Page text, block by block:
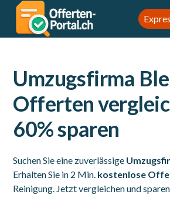
Umzugsfirma
Offerten
60% sparen
Suchen Sie eine zuverlässige
Erhalten Sie in 2 Min. kostenlose
Reinigung. Jetzt vergleichen und